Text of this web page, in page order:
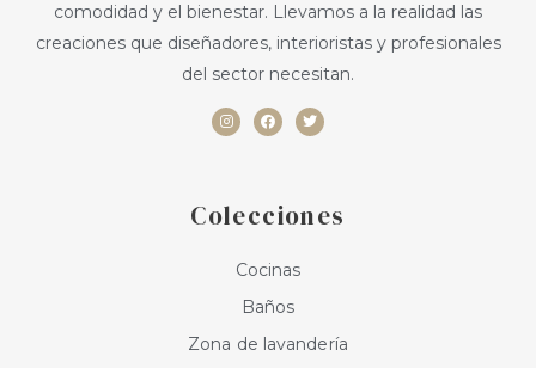
comodidad y el bienestar. Llevamos a la realidad las
creaciones que diseñadores, interioristas y profesionales
del sector necesitan.
n
s
t
m
a
c
e
w
i
t
Colecciones
Cocinas
Baños
Zona de lavandería